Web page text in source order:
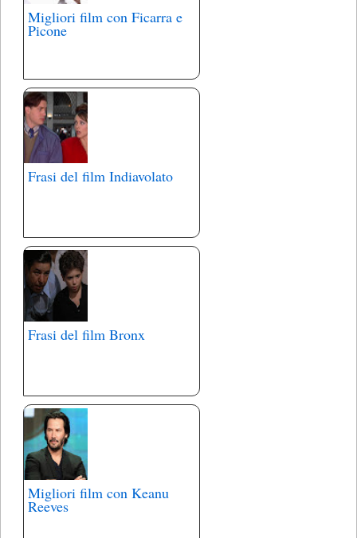
Migliori film con Ficarra e
Picone
Frasi del film Indiavolato
Frasi del film Bronx
Migliori film con Keanu
Reeves